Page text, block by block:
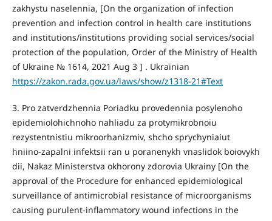
zakhystu naselennia, [On the organization of infection
prevention and infection control in health care institutions
and institutions/institutions providing social services/social
protection of the population, Order of the Ministry of Health
of Ukraine № 1614, 2021 Aug 3 ] . Ukrainian
https://zakon.rada.gov.ua/laws/show/z1318-21#Text
3. Pro zatverdzhennia Poriadku provedennia posylenoho
epidemiolohichnoho nahliadu za protymikrobnoiu
rezystentnistiu mikroorhanizmiv, shcho sprychyniaiut
hniino-zapalni infektsii ran u poranenykh vnaslidok boiovykh
dii, Nakaz Ministerstva okhorony zdorovia Ukrainy [On the
approval of the Procedure for enhanced epidemiological
surveillance of antimicrobial resistance of microorganisms
causing purulent-inflammatory wound infections in the